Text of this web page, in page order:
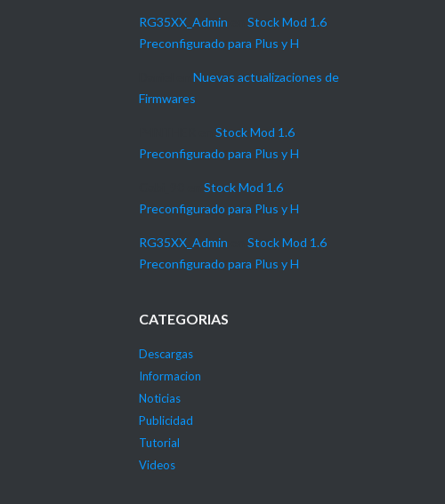
RG35XX_Admin
Stock Mod 1.6
Preconfigurado para Plus y H
Nuevas actualizaciones de
Firmwares
Stock Mod 1.6
Preconfigurado para Plus y H
Stock Mod 1.6
Preconfigurado para Plus y H
RG35XX_Admin
Stock Mod 1.6
Preconfigurado para Plus y H
CATEGORIAS
Descargas
Informacion
Noticias
Publicidad
Tutorial
Videos